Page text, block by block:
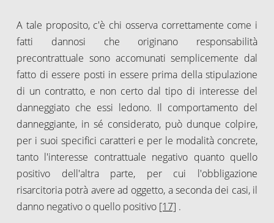
A tale proposito, c'è chi osserva correttamente come i
fatti dannosi che originano responsabilità
precontrattuale sono accomunati semplicemente dal
fatto di essere posti in essere prima della stipulazione
di un contratto, e non certo dal tipo di interesse del
danneggiato che essi ledono. Il comportamento del
danneggiante, in sé considerato, può dunque colpire,
per i suoi specifici caratteri e per le modalità concrete,
tanto l'interesse contrattuale negativo quanto quello
positivo dell'altra parte, per cui l'obbligazione
risarcitoria potrà avere ad oggetto, a seconda dei casi, il
danno negativo o quello positivo [17] .